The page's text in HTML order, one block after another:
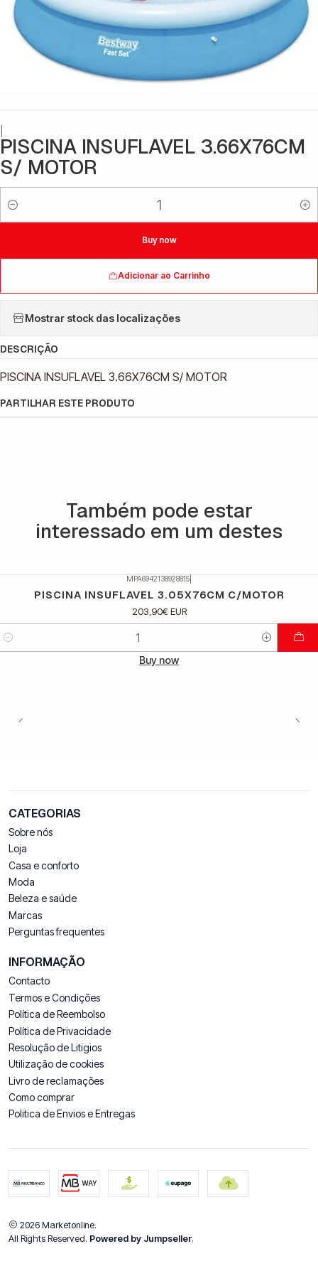
PISCINA INSUFLAVEL 3.66X76CM
S/ MOTOR
Quantidade
Adicionar ao Carrinho
Buy now
Mostrar stock das localizações
DESCRIÇÃO
PISCINA INSUFLAVEL 3.66X76CM S/ MOTOR
PARTILHAR ESTE PRODUTO
Também pode estar
interessado em um destes
MPA6942138928815
PISCINA INSUFLAVEL 3.05X76CM C/MOTOR
203,90€ EUR
Buy now
CATEGORIAS
Sobre nós
Loja
Casa e conforto
Moda
Beleza e saúde
Marcas
Perguntas frequentes
INFORMAÇÃO
Contacto
Termos e Condições
Política de Reembolso
Política de Privacidade
Resolução de Litigios
Utilização de cookies
Livro de reclamações
Como comprar
Politica de Envios e Entregas
2026 Marketonline.
All Rights Reserved. Powered by Jumpseller.